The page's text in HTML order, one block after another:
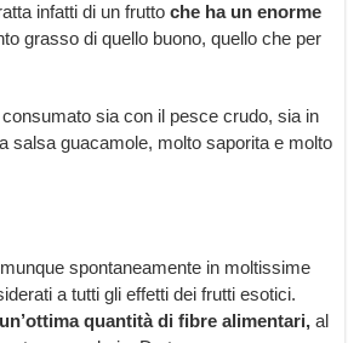
infatti di un frutto che ha un enorme
grasso di quello buono, quello che per
consumato sia con il pesce crudo, sia in
salsa guacamole, molto saporita e molto
spontaneamente in moltissime
a tutti gli effetti dei frutti esotici.
quantità di fibre alimentari, al